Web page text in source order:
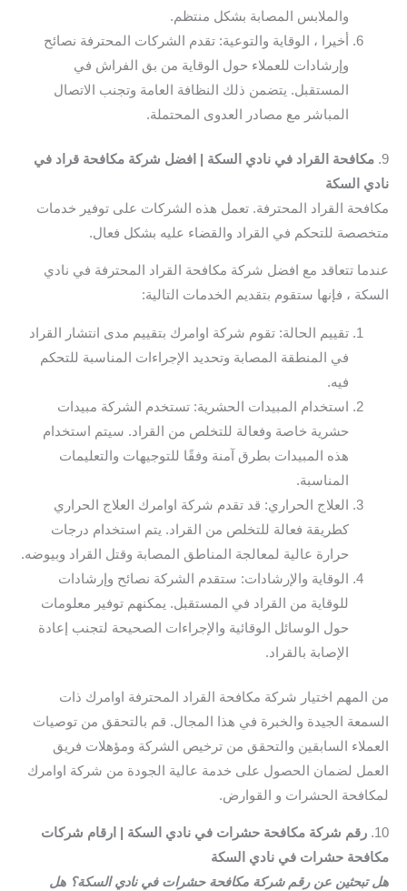
والملابس المصابة بشكل منتظم.
أخيرا ، الوقاية والتوعية: تقدم الشركات المحترفة نصائح
وإرشادات للعملاء حول الوقاية من بق الفراش في
المستقبل. يتضمن ذلك النظافة العامة وتجنب الاتصال
المباشر مع مصادر العدوى المحتملة.
9. مكافحة القراد في نادي السكة | افضل شركة مكافحة قراد في
نادي السكة
مكافحة القراد المحترفة. تعمل هذه الشركات على توفير خدمات
متخصصة للتحكم في القراد والقضاء عليه بشكل فعال.
عندما تتعاقد مع افضل شركة مكافحة القراد المحترفة في نادي
السكة ، فإنها ستقوم بتقديم الخدمات التالية:
تقييم الحالة: تقوم شركة اوامرك بتقييم مدى انتشار القراد
في المنطقة المصابة وتحديد الإجراءات المناسبة للتحكم
فيه.
استخدام المبيدات الحشرية: تستخدم الشركة مبيدات
حشرية خاصة وفعالة للتخلص من القراد. سيتم استخدام
هذه المبيدات بطرق آمنة وفقًا للتوجيهات والتعليمات
المناسبة.
العلاج الحراري: قد تقدم شركة اوامرك العلاج الحراري
كطريقة فعالة للتخلص من القراد. يتم استخدام درجات
حرارة عالية لمعالجة المناطق المصابة وقتل القراد وبيوضه.
الوقاية والإرشادات: ستقدم الشركة نصائح وإرشادات
للوقاية من القراد في المستقبل. يمكنهم توفير معلومات
حول الوسائل الوقائية والإجراءات الصحيحة لتجنب إعادة
الإصابة بالقراد.
من المهم اختيار شركة مكافحة القراد المحترفة اوامرك ذات
السمعة الجيدة والخبرة في هذا المجال. قم بالتحقق من توصيات
العملاء السابقين والتحقق من ترخيص الشركة ومؤهلات فريق
العمل لضمان الحصول على خدمة عالية الجودة من شركة اوامرك
لمكافحة الحشرات و القوارض.
10. رقم شركة مكافحة حشرات في نادي السكة | ارقام شركات
مكافحة حشرات في نادي السكة
هل تبحثين عن رقم شركة مكافحة حشرات في نادي السكة؟ هل